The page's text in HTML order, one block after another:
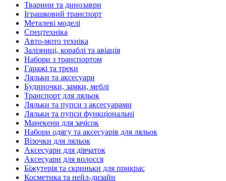
Тварини та динозаври
Іграшковий транспорт
Металеві моделі
Спецтехніка
Авто-мото техніка
Залізниці, кораблі та авіація
Набори з транспортом
Гаражі та треки
Ляльки та аксесуари
Будиночки, замки, меблі
Транспорт для ляльок
Ляльки та пупси з аксесуарами
Ляльки та пупси функціональні
Манекени для зачісок
Набори одягу та аксесуарів для ляльок
Візочки для ляльок
Аксесуари для дівчаток
Аксесуари для волосся
Біжутерія та скриньки для прикрас
Косметика та нейл-дизайн